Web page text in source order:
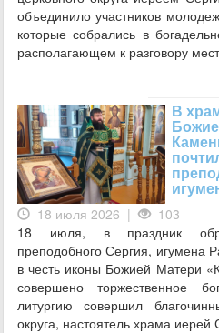
объединило участников
которые собрались в
располагающем к разговору
В
18 июля 2026 |
103
18 июля, в праздник
преподобного Сергия, игумена
в честь иконы Божией Матери
совершено торжественное
литургию совершил
округа, настоятель храма иерей